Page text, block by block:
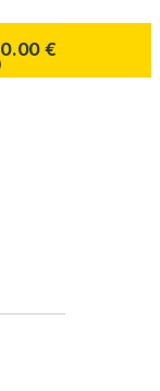
0.00€